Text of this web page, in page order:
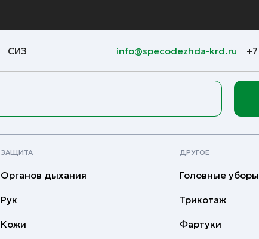
СИЗ info@specodezhda-krd.ru
Органов дыхания Головные уборы
Рук Трикотаж
Кожи Фартуки
ЗАЩИТА ДРУГОЕ